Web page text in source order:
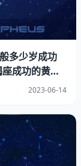
情感，在面对
向对方发问，
多少岁成功
成功的黄金
2023-06-14